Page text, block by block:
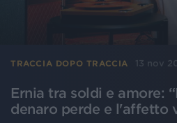
TRACCIA DOPO TRACCIA 13 nov
Ernia tra soldi e amore:
denaro perde e l'affetto